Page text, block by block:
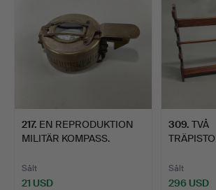
217. EN REPRODUKTION
MILITÄR KOMPASS.
Sålt
21 USD
309. TVÅ
Sålt
296 USD